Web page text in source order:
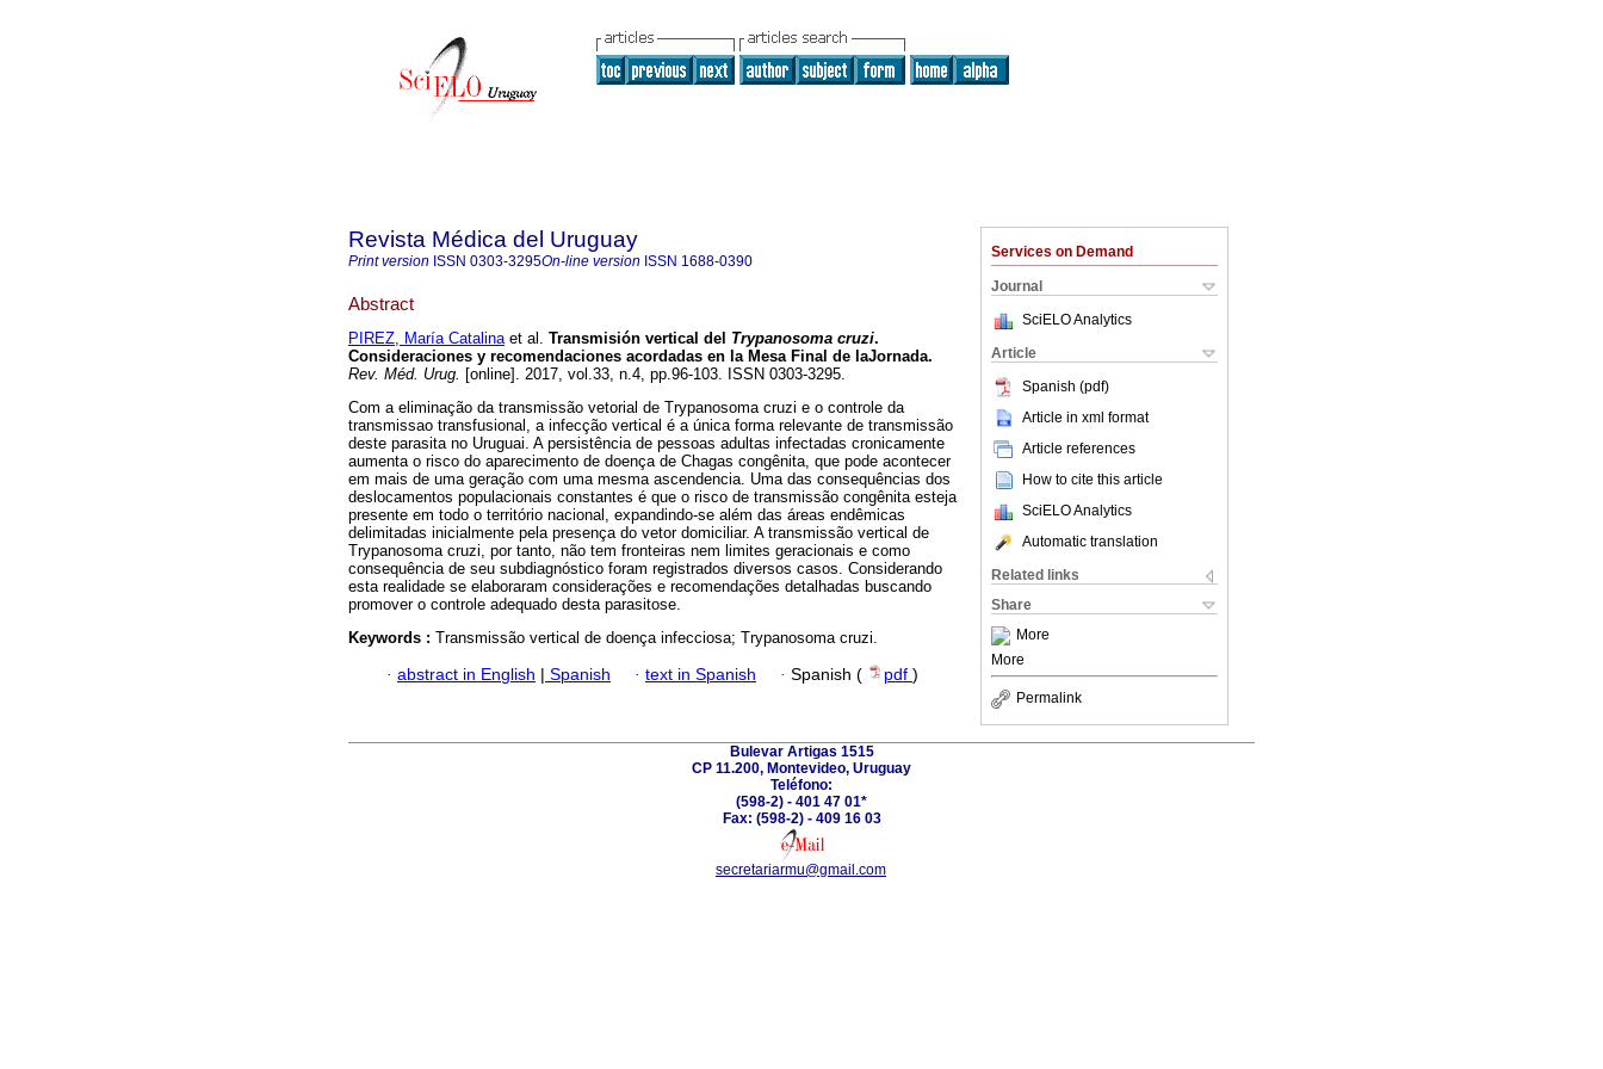
Services on Demand
Journal
SciELO Analytics
Article
Spanish (pdf)
Article in xml format
Article references
How to cite this article
SciELO Analytics
Automatic translation
Related links
Share
More
More
Permalink
Revista Médica del Uruguay
Print version ISSN 0303-3295On-line version ISSN 1688-0390
Abstract
PIREZ, María Catalinaet al. Transmisión vertical del Trypanosoma cruzi.
Consideraciones y recomendaciones acordadas en la Mesa Final de laJornada.
Rev. Méd. Urug. [online]. 2017, vol.33, n.4, pp.96-103. ISSN 0303-3295.
Com a eliminação da transmissão vetorial de Trypanosoma cruzi e o controle da
transmissao transfusional, a infecção vertical é a única forma relevante de transmissão
deste parasita no Uruguai. A persistência de pessoas adultas infectadas cronicamente
aumenta o risco do aparecimento de doença de Chagas congênita, que pode acontecer
em mais de uma geração com uma mesma ascendencia. Uma das consequências dos
deslocamentos populacionais constantes é que o risco de transmissão congênita esteja
presente em todo o território nacional, expandindo-se além das áreas endêmicas
delimitadas inicialmente pela presença do vetor domiciliar. A transmissão vertical de
Trypanosoma cruzi, por tanto, não tem fronteiras nem limites geracionais e como
consequência de seu subdiagnóstico foram registrados diversos casos. Considerando
esta realidade se elaboraram considerações e recomendações detalhadas buscando
promover o controle adequado desta parasitose.
Keywords : Transmissão vertical de doença infecciosa; Trypanosoma cruzi.
· abstract in English | Spanish · text in Spanish · Spanish ( pdf )
Bulevar Artigas 1515
CP 11.200, Montevideo, Uruguay
Teléfono:
(598-2) - 401 47 01*
Fax: (598-2) - 409 16 03
secretariarmu@gmail.com